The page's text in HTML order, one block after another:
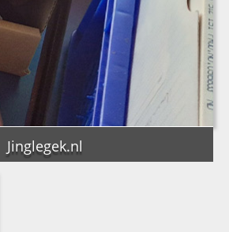
Jinglegek.nl